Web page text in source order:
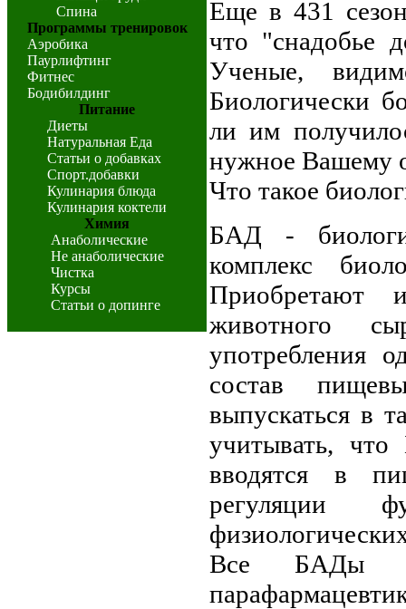
Спина
Программы тренировок
Аэробика
Паурлифтинг
Фитнес
Бодибилдинг
Питание
Диеты
Натуральная Еда
Статьи о добавках
Спорт.добавки
Кулинария блюда
Кулинария коктели
Химия
Анаболические
Не анаболические
Чистка
Курсы
Статьи о допинге
Еще в 431
что "снадобье
Ученые,
Биологически
ли им
нужное Вашему
Что такое
БАД -
комплекс
Приобретают
животного
употребления
состав
выпускаться в
учитывать,
вводятся в
регуляции
Все БАДы